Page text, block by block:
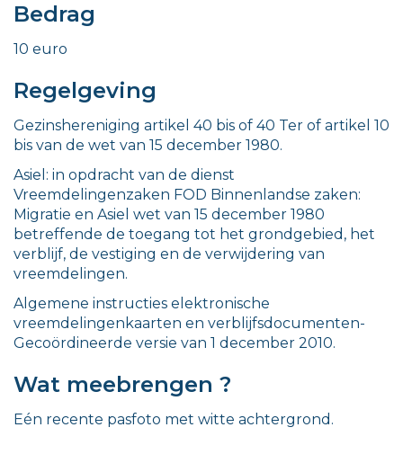
Bedrag
10 euro
Regelgeving
Gezinshereniging artikel 40 bis of 40 Ter of artikel 10
bis van de wet van 15 december 1980.
Asiel: in opdracht van de dienst
Vreemdelingenzaken FOD Binnenlandse zaken:
Migratie en Asiel wet van 15 december 1980
betreffende de toegang tot het grondgebied, het
verblijf, de vestiging en de verwijdering van
vreemdelingen.
Algemene instructies elektronische
vreemdelingenkaarten en verblijfsdocumenten-
Gecoördineerde versie van 1 december 2010.
Wat meebrengen ?
Eén recente pasfoto met witte achtergrond.